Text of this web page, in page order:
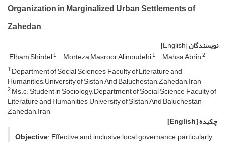
Organization in Marginalized Urban Settlements of
Zahedan
نویسندگان[English]
Elham Shirdel1 Morteza Masroor Alinoudehi1 Mahsa Abrin2
1Department of Social Sciences, Faculty of Literature and
Humanities, University of Sistan And Baluchestan, Zahedan, Iran
2Ms.c. Student in Sociology, Department of Social Science, Faculty of
Literature and Humanities, University of Sistan And Baluchestan,
Zahedan, Iran
چکیده[English]
Objective: Effective and inclusive local governance, particularly